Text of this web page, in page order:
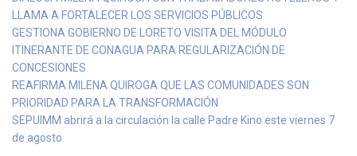
LLAMA A FORTALECER LOS SERVICIOS PÚBLICOS
GESTIONA GOBIERNO DE LORETO VISITA DEL MÓDULO
ITINERANTE DE CONAGUA PARA REGULARIZACIÓN DE
CONCESIONES
REAFIRMA MILENA QUIROGA QUE LAS COMUNIDADES SON
PRIORIDAD PARA LA TRANSFORMACIÓN
SEPUIMM abrirá a la circulación la calle Padre Kino este viernes 7
de agosto